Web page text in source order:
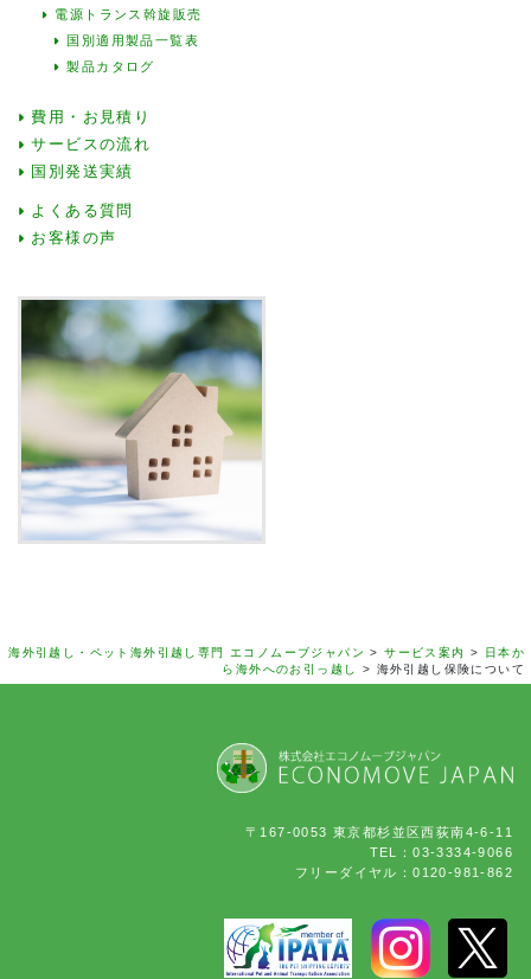
電源トランス斡旋販売
国別適用製品一覧表
製品カタログ
費用・お見積り
サービスの流れ
国別発送実績
よくある質問
お客様の声
海外引越し・ペット海外引越し専門 エコノムーブジャパン >サービス案内 >
日本か
ら海外へのお引っ越し
> 海外引越し保険について
〒167-0053 東京都杉並区西荻南4-6-11
TEL：03-3334-9066
フリーダイヤル：0120-981-862